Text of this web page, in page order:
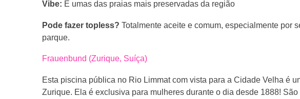
Vibe: É umas das praias mais preservadas da região
Pode fazer topless? Totalmente aceite e comum, especialmente por
parque.
Frauenbund (Zurique, Suíça)
Esta piscina pública no Rio Limmat com vista para a Cidade Velha é
Zurique. Ela é exclusiva para mulheres durante o dia desde 1888!